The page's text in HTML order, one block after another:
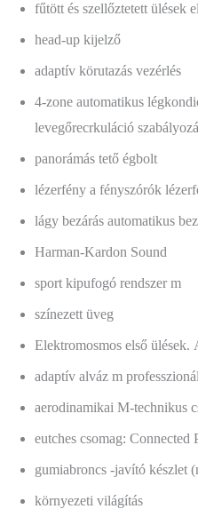
fűtött és szellőztetett ülések
head-up kijelző
adaptív körutazás vezérlés
4-zone automatikus
levegőrecrkuláció
panorámás tető égbolt
lézerfény a fényszórók
lágy bezárás automatikus
Harman-Kardon Sound
sport kipufogó rendszer m
színezett üveg
Elektromosmos első
adaptív alváz m
aerodinamikai M-technikus
eutches csomag: Connected
gumiabroncs -javító készlet
környezeti világítás